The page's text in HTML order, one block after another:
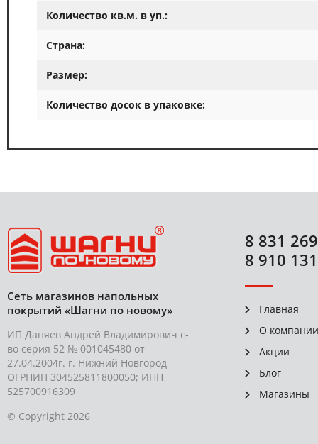
Количество кв.м. в уп.:
Страна:
Размер:
Количество досок в упаковке:
Сеть магазинов напольных
покрытий «Шагни по новому»
ИП Даняев Андрей Владимирович с-
во серия 52 № 001045480 от
27.04.2004г. г. Нижний Новгород
ОГРНИП 304525811800050; ИНН
525700916309
© Copyright 2026
8 831
8 910
Главная
О компании
Акции
Блог
Магазины